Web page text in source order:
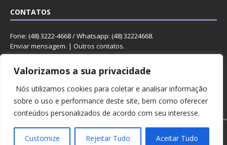
Valorizamos a sua privacidade
Nós utilizamos cookies para coletar e analisar informação
sobre o uso e performance deste site, bem como oferecer
conteúdos personalizados de acordo com seu interesse.
Customize Rejeitar Tudo Aceitar Tudo
CONTATOS
Fone: (48) 3222-4668 / Whatsapp: (48) 32224668.
Enviar mensagem. | Outros contatos.
REDES
Copyright © 2023 Sintrajusc.